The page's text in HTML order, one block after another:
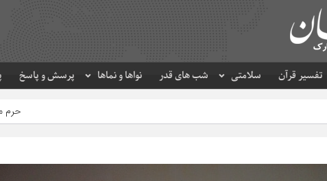
تفسیر قرآن سلامتی شب های قدر نواها و نماها پرسش و پاسخ
حرم مطهر امام رضا (ع) در